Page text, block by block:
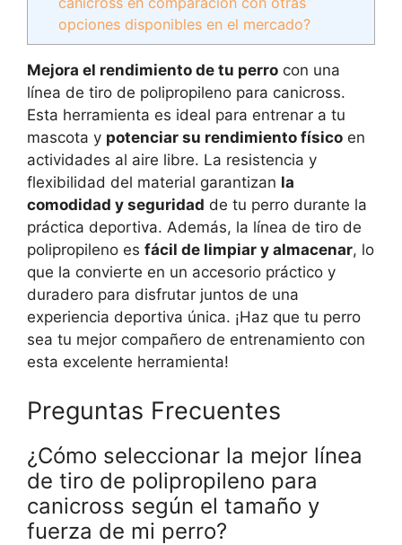
opciones disponibles en el mercado?
Mejora el rendimiento de tu perro con una
línea de tiro de polipropileno para canicross.
Esta herramienta es ideal para entrenar a tu
mascota y potenciar su rendimiento físico en
actividades al aire libre. La resistencia y
flexibilidad del material garantizan la
comodidad y seguridad de tu perro durante la
práctica deportiva. Además, la línea de tiro de
polipropileno es fácil de limpiar y almacenar, lo
que la convierte en un accesorio práctico y
duradero para disfrutar juntos de una
experiencia deportiva única. ¡Haz que tu perro
sea tu mejor compañero de entrenamiento con
esta excelente herramienta!
Preguntas Frecuentes
¿Cómo seleccionar la mejor línea
de tiro de polipropileno para
canicross según el tamaño y
fuerza de mi perro?